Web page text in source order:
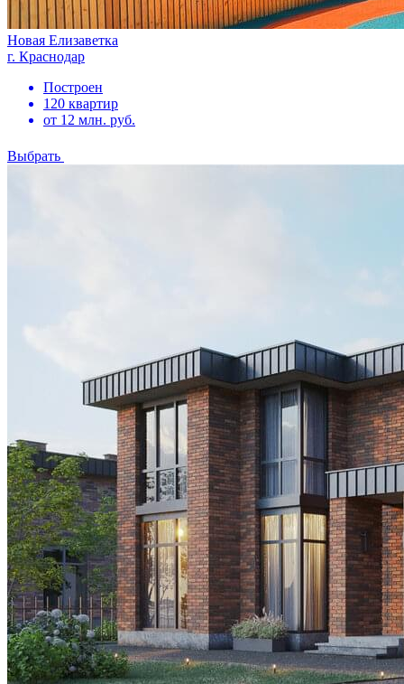
Новая Елизаветка
г. Краснодар
Построен
120 квартир
от 12 млн. руб.
Выбрать